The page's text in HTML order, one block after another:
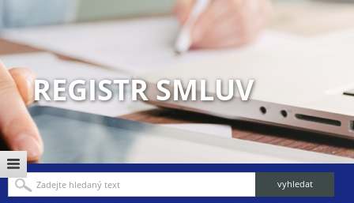
REGISTR SMLUV